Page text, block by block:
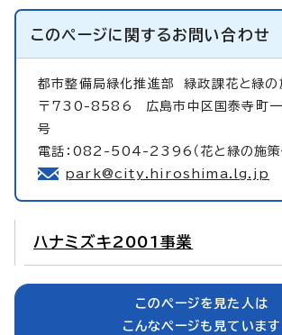
このページに関するお問い合わせ
都市整備局緑化推進部緑政課花と緑の
〒730-8586 広島市中区国泰寺町
号
電話：082-504-2396（花と緑の施策
park@city.hiroshima.lg.jp
ハナミズキ2001事業
このページを見た人は
こんなページも見ています